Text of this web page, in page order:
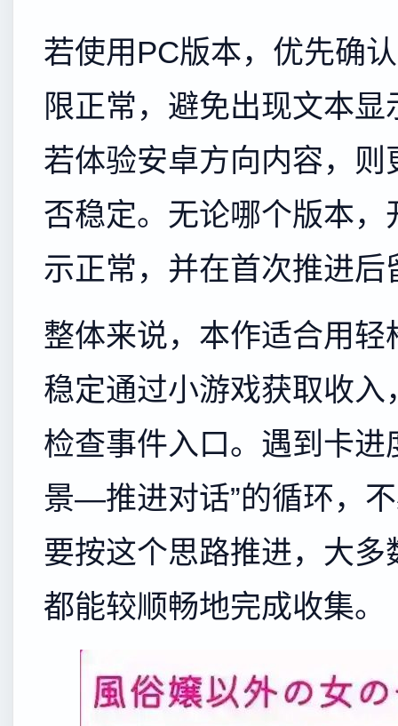
若使用PC版本，优先确
限正常，避免出现文本
若体验安卓方向内容，
否稳定。无论哪个版本
示正常，并在首次推进
整体来说，本作适合用
稳定通过小游戏获取收
检查事件入口。遇到卡
景—推进对话”的循环，
要按这个思路推进，大
都能较顺畅地完成收集。